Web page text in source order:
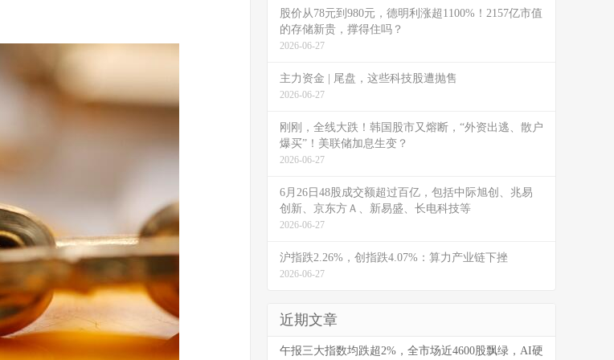
股价从78元到980元，德明利涨超1100%！2157亿市值
的存储新贵，撑得住吗？
2026-06-27
主力资金 | 尾盘，这些科技股遭抛售
2026-06-27
刚刚，全线大跌！韩国股市又熔断，“外资出逃、散户
爆买”！美联储加息生变？
2026-06-27
6月26日48股成交额超过百亿，包括中际旭创、兆易
创新、京东方Ａ、新易盛、长电科技等
2026-06-27
沪指跌2.26%，创指跌4.07%：算力产业链下挫
2026-06-27
近期文章
午报三大指数均跌超2%，全市场近4600股飘绿，AI硬